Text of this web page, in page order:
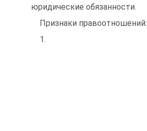
юридические обязанности.
Признаки правоотношений:
1.